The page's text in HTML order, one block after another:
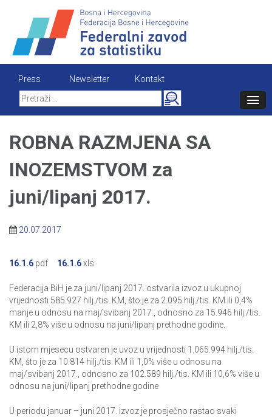
content
Press Newsletter
Kontakt
Search
for:
ROBNA RAZMJENA SA
INOZEMSTVOM za
juni/lipanj 2017.
20.07.2017
16.1.6 pdf 16.1.6xls
Federacija BiH je za juni/lipanj 2017. ostvarila izvoz u ukupnoj
vrijednosti 585.927 hilj./tis. KM, što je za 2.095 hilj./tis. KM ili 0,4%
manje u odnosu na maj/svibanj 2017., odnosno za 15.946 hilj./tis.
KM ili 2,8% više u odnosu na juni/lipanj prethodne godine.
U istom mjesecu ostvaren je uvoz u vrijednosti 1.065.994 hilj./tis.
KM, što je za 10.814 hilj./tis. KM ili 1,0% više u odnosu na
maj/svibanj 2017., odnosno za 102.589 hilj./tis. KM ili 10,6% više u
odnosu na juni/lipanj prethodne godine
U periodu januar – juni 2017. izvoz je prosječno rastao svaki